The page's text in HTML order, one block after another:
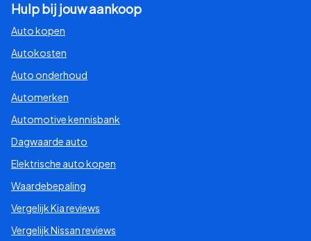
Hulp bij jouw aankoop
Auto kopen
Autokosten
Auto onderhoud
Automerken
Automotive kennisbank
Dagwaarde auto
Elektrische auto kopen
Waardebepaling
Vergelijk Kia reviews
Vergelijk Nissan reviews